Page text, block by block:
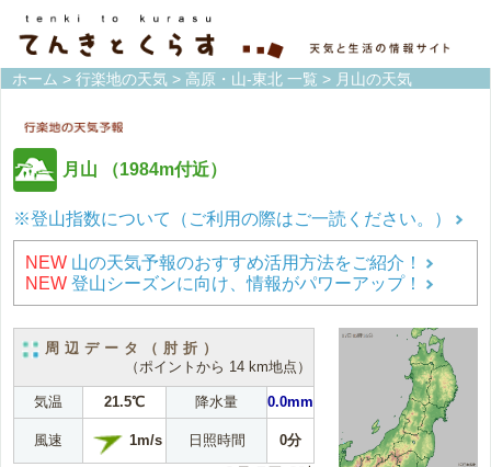
ホーム > 行楽地の天気 > 高原・山-東北 一覧 > 月山の天気
月山 （1984m付近）
※登山指数について（ご利用の際はご一読ください。）
NEW 山の天気予報のおすすめ活用方法をご紹介！
NEW 登山シーズンに向け、情報がパワーアップ！
周辺データ（肘折）
（ポイントから 14 km地点）
気温 21.5℃ 降水量 0.0mm
風速 1m/s 日照時間 0分